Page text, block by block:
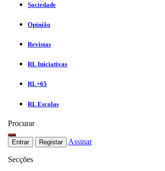
Sociedade
Opinião
Revistas
RL Iniciativas
RL+65
RL Escolas
Procurar
Entrar Registar Assinar
Secções